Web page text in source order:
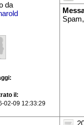
da
il
02-09 12:33:29